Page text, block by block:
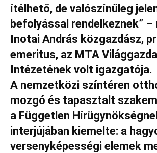
ítélhető, de valószínűleg
befolyással rendelkeznek”
Inotai András közgazdász,
emeritus, az MTA
Intézetének volt igazgatója.
A nemzetközi színtéren
mozgó és tapasztalt
a Független
interjújában kiemelte: a
versenyképességi elemek